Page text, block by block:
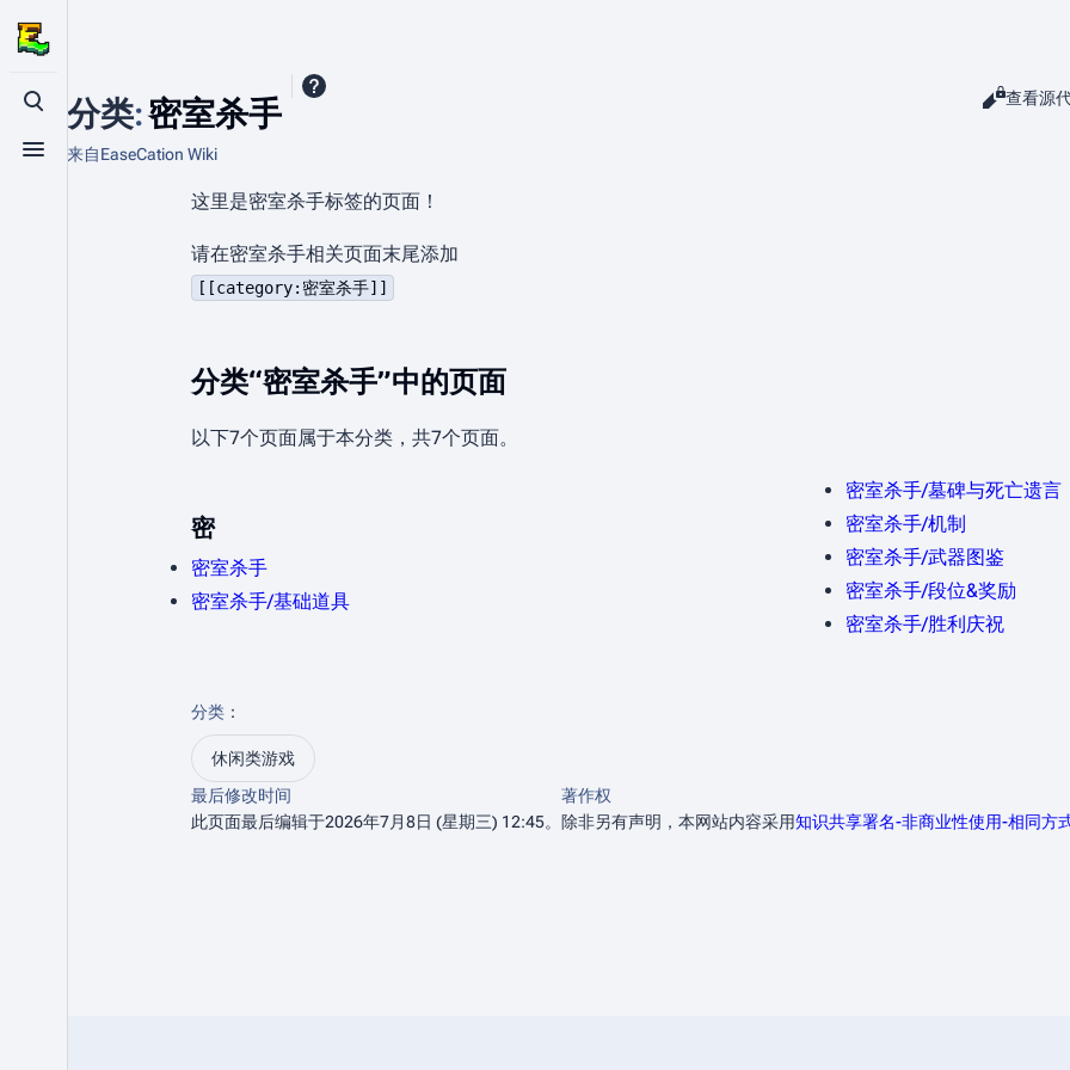
打开/关闭搜索
打开/关闭菜单
分类:密室杀手
来自EaseCation Wiki
查看阅读
查看源
这里是密室杀手标签的页面！
请在密室杀手相关页面末尾添加
[[category:密室杀手]]
分类“密室杀手”中的页面
以下7个页面属于本分类，共7个页面。
密
密室杀手
密室杀手/基础道具
密室杀手/墓碑与死亡遗言
密室杀手/机制
密室杀手/武器图鉴
密室杀手/段位&奖励
密室杀手/胜利庆祝
分类 ：​
休闲类游戏
最后修改时间
此页面最后编辑于2026年7月8日 (星期三) 12:45。
著作权
除非另有声明，本网站内容采用知识共享署名-非商业性使用-相同方